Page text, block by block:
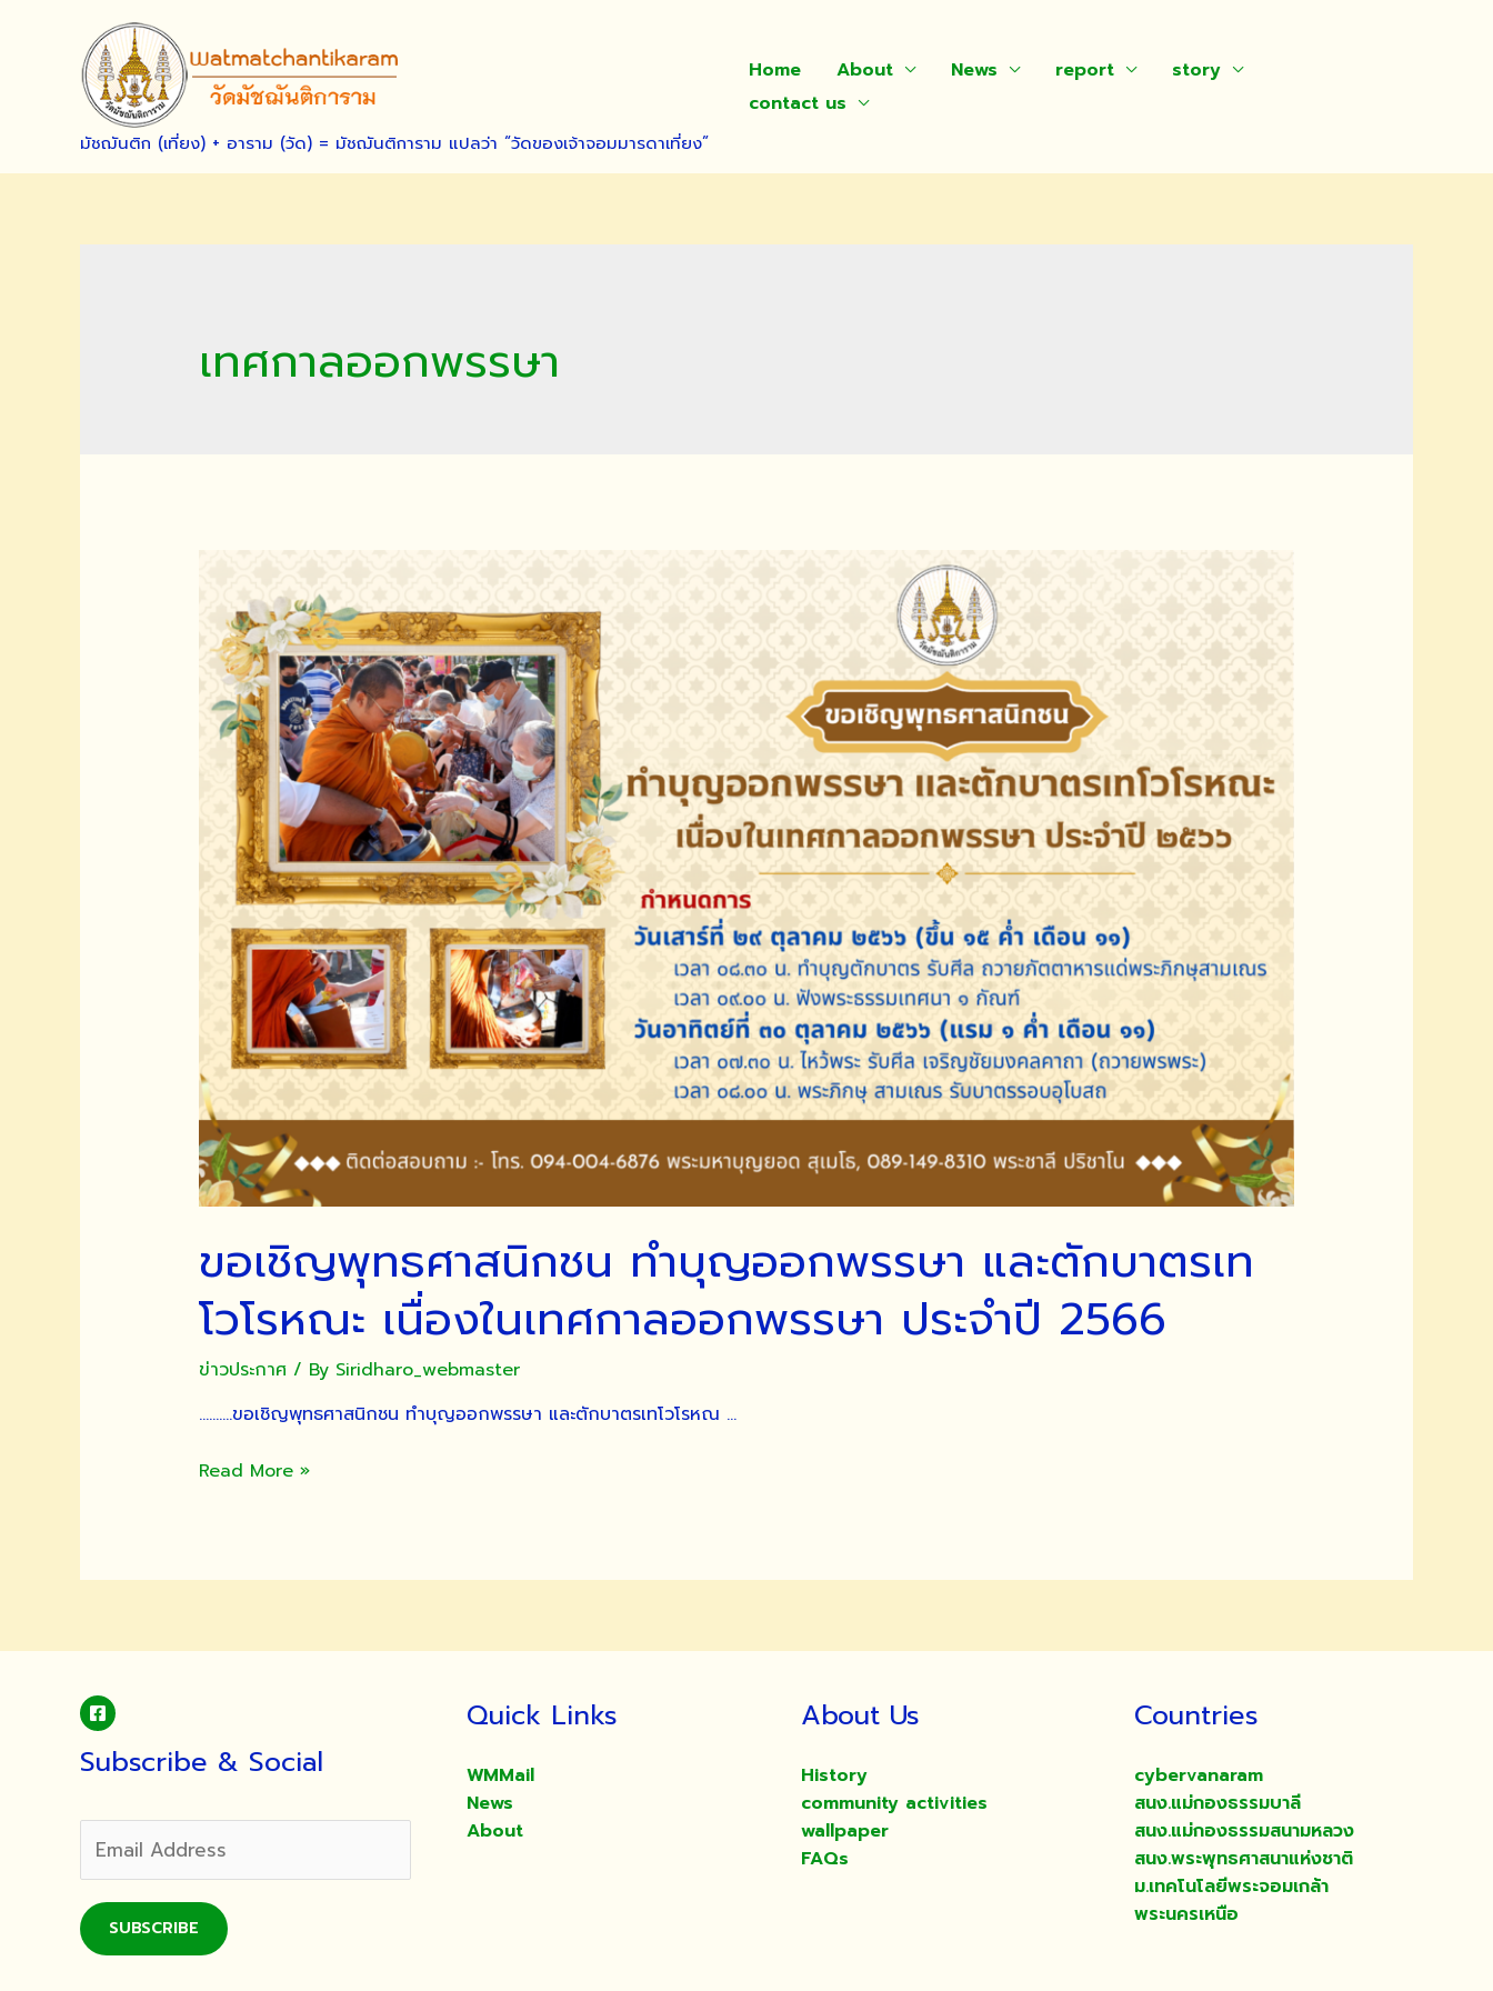
มัชฌันติก (เที่ยง) + อาราม (วัด) = มัชฌันติการาม แปลว่า “วัดของเจ้าจอมมารดาเที่ยง”
Home About News report
story
contact us
เทศกาลออกพรรษา
ขอเชิญพุทธศาสนิกชน ทำบุญออกพรรษา และตักบาตรเท
โวโรหณะ เนื่องในเทศกาลออกพรรษา ประจำปี 2566
ข่าวประกาศ/ By Siridharo_webmaster
……….ขอเชิญพุทธศาสนิกชน ทำบุญออกพรรษา และตักบาตรเทโวโรหณ …
ขอ
ออก
โรหณะ
เนื่อง
ออก
พรรษา
ประจำ
ปี
Read More »
Subscribe & Social
SUBSCRIBE
Quick Links
WMMail
News
About
About Us
History
community activities
wallpaper
FAQs
Countries
cybervanaram
สนง.แม่กองธรรมบาลี
สนง.แม่กองธรรมสนามหลวง
สนง.พระพุทธศาสนาแห่งชาติ
ม.เทคโนโลยีพระจอมเกล้า
พระนครเหนือ